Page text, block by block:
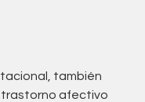
también
afectivo